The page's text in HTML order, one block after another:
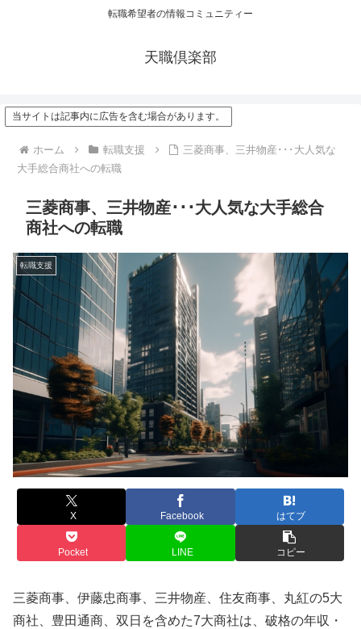
転職希望者の情報コミュニティー
天職倶楽部
当サイトは記事内に広告を含む場合があります。
ホーム 転職支援
三菱商事、三井物産･･･大人気な
大手総合商社への転職
三菱商事、三井物産･･･大人気な大手総合
商社への転職
転職支援
X Facebook はてブ
Pocket LINE コピー
三菱商事、伊藤忠商事、三井物産、住友商事、丸紅の5大
商社、豊田通商、双日を含めた7大商社は、破格の年収・